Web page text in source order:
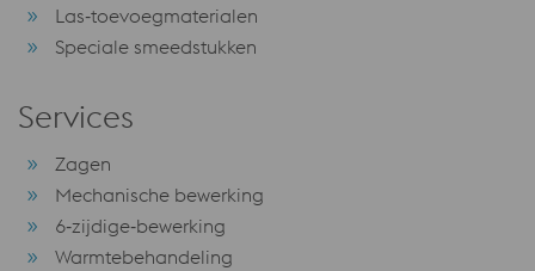
Las‑toevoegmaterialen
Speciale smeedstukken
Services
Zagen
Mechanische bewerking
6‑zijdige‑bewerking
Warmtebehandeling